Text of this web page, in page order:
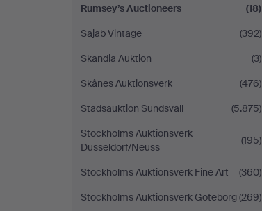
Rumsey’s Auctioneers
(18)
Sajab Vintage
(392)
Skandia Auktion
(3)
Skånes Auktionsverk
(476)
Stadsauktion Sundsvall
(5.875)
Stockholms Auktionsverk
Düsseldorf/Neuss
(195)
Stockholms Auktionsverk Fine Art
(360)
Stockholms Auktionsverk Göteborg(269)